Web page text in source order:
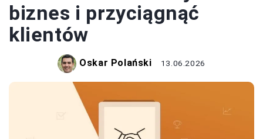
biznes i przyciągnąć
klientów
Oskar Polański 13.06.2026